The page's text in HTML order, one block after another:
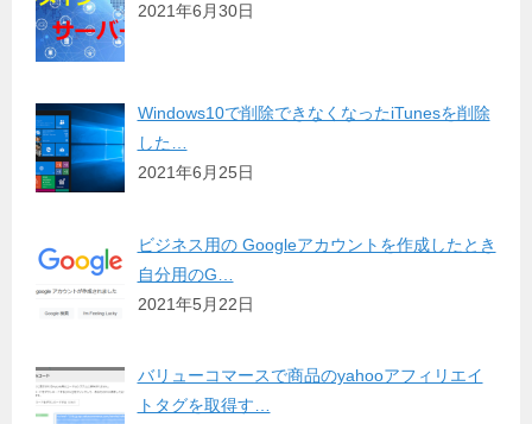
2021年6月30日
Windows10で削除できなくなったiTunesを削除
した…
2021年6月25日
ビジネス用の Googleアカウントを作成したとき
自分用のG…
2021年5月22日
バリューコマースで商品のyahooアフィリエイ
トタグを取得す…